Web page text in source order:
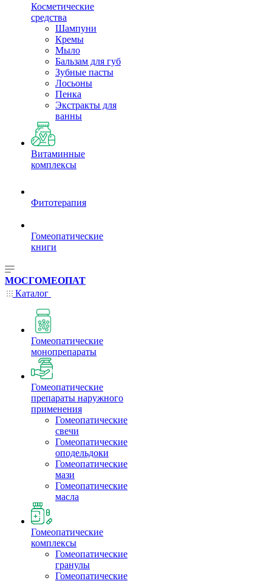
Косметические
средства
Шампуни
Кремы
Мыло
Бальзам для губ
Зубные пасты
Лосьоны
Пенка
Экстракты для
ванны
Витаминные
комплексы
Фитотерапия
Гомеопатические
книги
МОСГОМЕОПАТ
Каталог
Гомеопатические
монопрепараты
Гомеопатические
препараты наружного
применения
Гомеопатические
свечи
Гомеопатические
оподельдоки
Гомеопатические
мази
Гомеопатические
масла
Гомеопатические
комплексы
Гомеопатические
гранулы
Гомеопатические